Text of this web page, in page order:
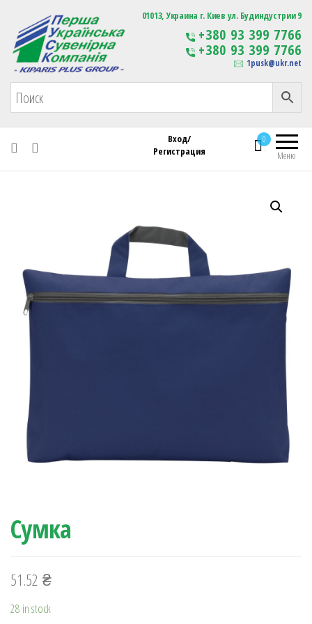
Первая Украинская Сувенирная Компания Изготовление
сувенирной продукции
с логотипом
01013, Украина г. Киев ул. Будиндустрии 9
+380 93 399 7766
+380 93 399 7766
1pusk@ukr.net
Меню
0
Вход/
Регистрация
Сумка
51.52 ₴
28 in stock